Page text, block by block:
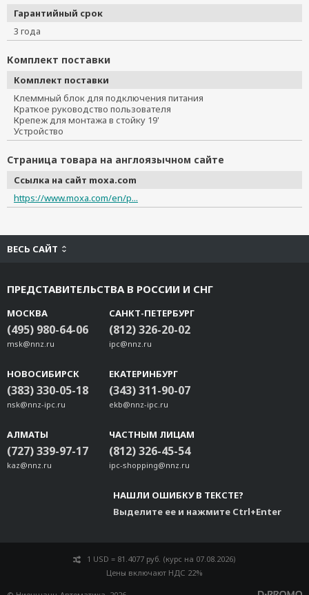
Гарантийный срок
3 года
Комплект поставки
Комплект поставки
Клеммный блок для подключения питания
Краткое руководство пользователя
Крепеж для монтажа в стойку 19'
Устройство
Страница товара на англоязычном сайте
Ссылка на сайт moxa.com
https://www.moxa.com/en/p...
ВЕСЬ САЙТ
ПРЕДСТАВИТЕЛЬСТВА В РОССИИ И СНГ
МОСКВА
(495) 980-64-06
msk@nnz.ru
САНКТ-ПЕТЕРБУРГ
(812) 326-20-02
ipc@nnz.ru
НОВОСИБИРСК
(383) 330-05-18
nsk@nnz-ipc.ru
ЕКАТЕРИНБУРГ
(343) 311-90-07
ekb@nnz-ipc.ru
АЛМАТЫ
(727) 339-97-17
kaz@nnz.ru
ЧАСТНЫМ ЛИЦАМ
(812) 326-45-54
ipc-shopping@nnz.ru
НАШЛИ ОШИБКУ В ТЕКСТЕ?
Выделите ее и нажмите Ctrl+Enter
1 USD = 81.4077 руб. (курс на 07.08.2026)
Цены включают НДС 22%